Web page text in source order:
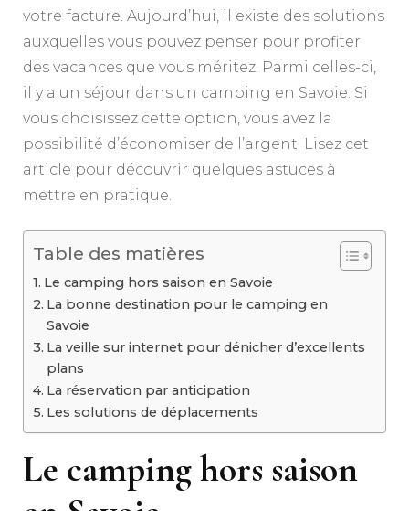
votre facture. Aujourd’hui, il existe des solutions
auxquelles vous pouvez penser pour profiter
des vacances que vous méritez. Parmi celles-ci,
il y a un séjour dans un camping en Savoie. Si
vous choisissez cette option, vous avez la
possibilité d’économiser de l’argent. Lisez cet
article pour découvrir quelques astuces à
mettre en pratique.
Table des matières
Le camping hors saison en Savoie
La bonne destination pour le camping en
Savoie
La veille sur internet pour dénicher d’excellents
plans
La réservation par anticipation
Les solutions de déplacements
Le camping hors saison